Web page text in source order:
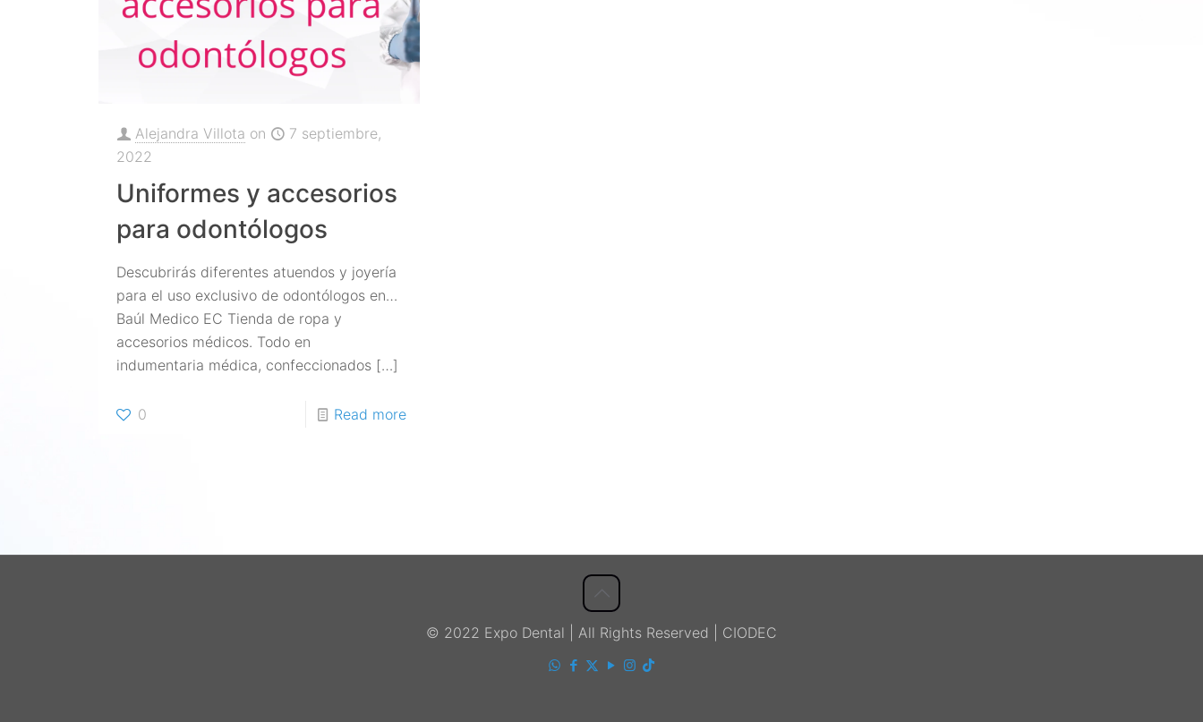
Alejandra Villota on
7 septiembre,
2022
Uniformes y accesorios
para odontólogos
Descubrirás diferentes atuendos y joyería
para el uso exclusivo de odontólogos en…
Baúl Medico EC Tienda de ropa y
accesorios médicos. Todo en
indumentaria médica, confeccionados […]
0 Read more
© 2022 Expo Dental | All Rights Reserved | CIODEC